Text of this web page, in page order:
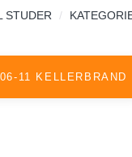
STUDER
11 KELLERBRAND